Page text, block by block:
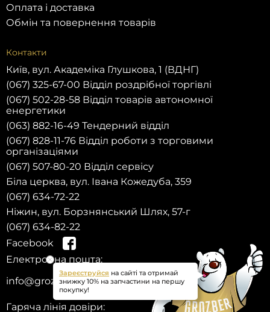
Оплата і доставка
Обмін та повернення товарів
Контакти
Київ, вул. Академіка Глушкова, 1 (ВДНГ)
(067) 325-67-00 Відділ роздрібної торгівлі
(067) 502-28-58 Відділ товарів автономної
енергетики
(063) 882-16-49 Тендерний відділ
(067) 828-11-76 Відділ роботи з торговими
організаціями
(067) 507-80-20 Відділ сервісу
Біла церква, вул. Івана Кожедуба, 359
(067) 634-72-22
Ніжин, вул. Борзнянський Шлях, 57-г
(067) 634-82-22
Facebook
Електронна пошта:
info@grozber.com
Гаряча лінія довіри:
Зареєструйся на сайті та отримай
знижку 10% на запчастини на першу
покупку!